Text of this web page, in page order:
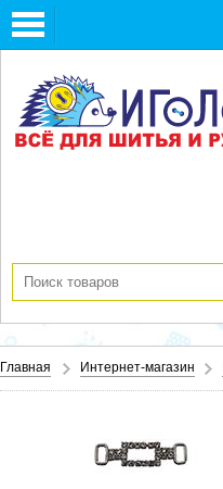
Toggle
navigation
Главная Интернет-магазин